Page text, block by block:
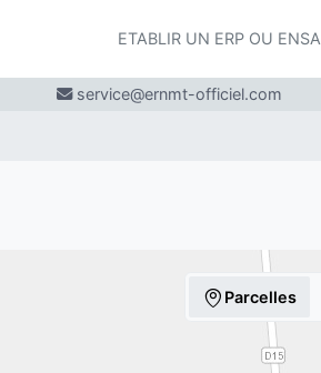
ETABLIR UN ERP OU ENSA
service@ernmt-officiel.com
Parcelles